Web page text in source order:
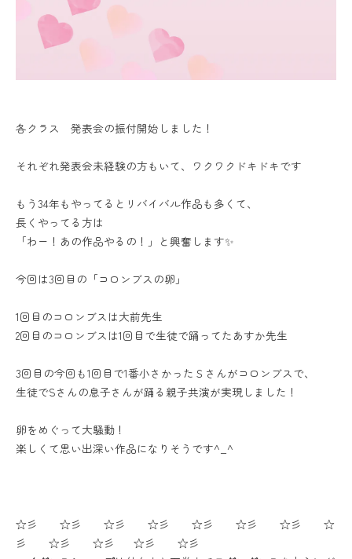
各クラス 発表会の振付開始しました！
それぞれ発表会未経験の方もいて、ワクワクドキドキです
もう34年もやってるとリバイバル作品も多くて、
長くやってる方は
「わー！あの作品やるの！」と興奮します✨
今回は3回目の「コロンブスの卵」
1回目のコロンブスは大前先生
2回目のコロンブスは1回目で生徒で踊ってたあすか先生
3回目の今回も1回目で1番小さかったＳさんがコロンブスで、
生徒でSさんの息子さんが踊る親子共演が実現しました！
卵をめぐって大騒動！
楽しくて思い出深い作品になりそうです^_^
☆彡 ☆彡 ☆彡 ☆彡 ☆彡 ☆彡 ☆彡 ☆
彡 ☆彡 ☆彡 ☆彡 ☆彡